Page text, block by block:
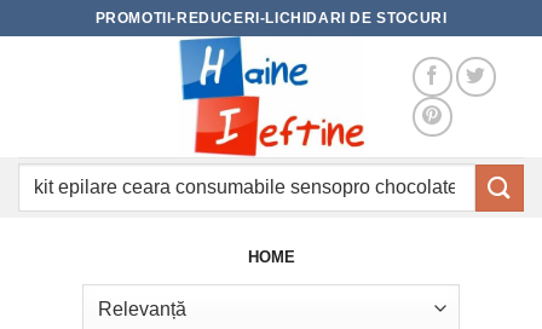
PROMOTII-REDUCERI-LICHIDARI DE STOCURI
Caută
HOME